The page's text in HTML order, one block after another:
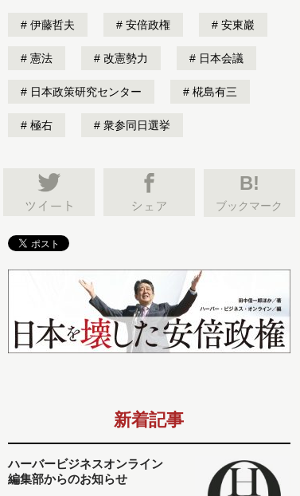
伊藤哲夫 安倍政権 安東巖
憲法 改憲勢力 日本会議
日本政策研究センター 椛島有三
極右 衆参同日選挙
B!
ブックマーク
新着記事
ハーバービジネスオンライン
編集部からのお知らせ